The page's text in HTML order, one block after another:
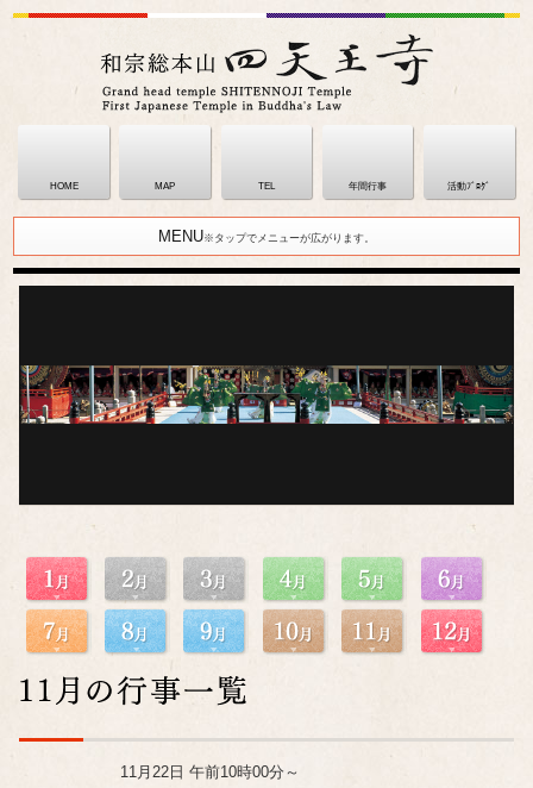
HOME MAP TEL 年間行事 活動ﾌﾞﾛｸﾞ
MENU※タップでメニューが広がります。
11月22日 午前10時00分～